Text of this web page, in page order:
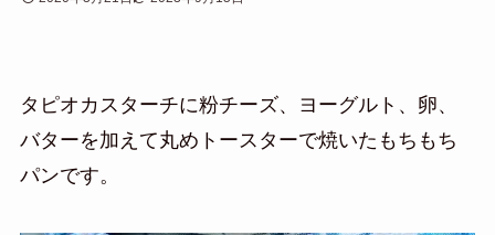
タピオカスターチに粉チーズ、ヨーグルト、卵、
バターを加えて丸め トースターで焼いたもちもち
パンです。